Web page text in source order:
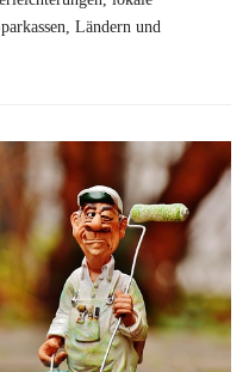
Ländern und